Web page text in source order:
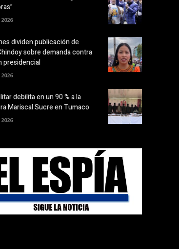
dividen publicación de
sobre demanda contra
presidencial
debilita en un 90 % a la
Mariscal Sucre en Tumaco